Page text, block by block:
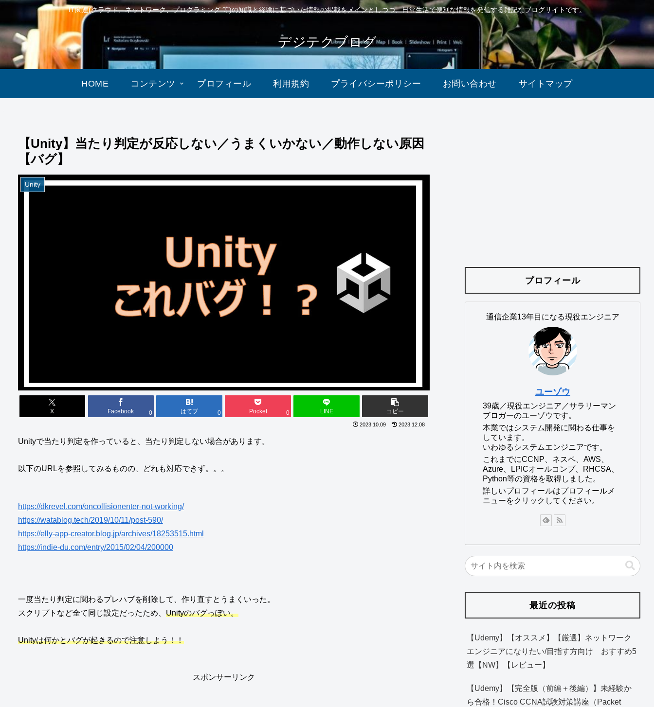
IT関連(クラウド、ネットワーク、プログラミング 等)の知識と経験に基づいた情報の掲載をメインとしつつ、日常生活で便利な情報を発信する雑記なブログサイトです。
デジテクブログ
HOME コンテンツ プロフィール 利用規約 プライバシーポリシー お問い合わせ サイトマップ
【Unity】当たり判定が反応しない／うまくいかない／動作しない原因
【バグ】
Unity
X Facebook 0 はてブ 0 Pocket 0 LINE コピー
2023.10.09 2023.12.08
Unityで当たり判定を作っていると、当たり判定しない場合があります。
以下のURLを参照してみるものの、どれも対応できず。。。
https://dkrevel.com/oncollisionenter-not-working/
https://watablog.tech/2019/10/11/post-590/
https://elly-app-creator.blog.jp/archives/18253515.html
https://indie-du.com/entry/2015/02/04/200000
一度当たり判定に関わるプレハブを削除して、作り直すとうまくいった。
スクリプトなど全て同じ設定だったため、 Unityのバグっぽい。
Unityは何かとバグが起きるので注意しよう！！
スポンサーリンク
プロフィール
通信企業13年目になる現役エンジニア
ユーゾウ
39歳／現役エンジニア／サラリーマン
ブロガーのユーゾウです。
本業ではシステム開発に関わる仕事を
しています。
いわゆるシステムエンジニアです。
これまでにCCNP、ネスペ、AWS、
Azure、LPICオールコンプ、RHCSA、
Python等の資格を取得しました。
詳しいプロフィールはプロフィールメ
ニューをクリックしてください。
最近の投稿
【Udemy】【オススメ】【厳選】ネットワーク
エンジニアになりたい/目指す方向け おすすめ5
選【NW】【レビュー】
【Udemy】【完全版（前編＋後編）】未経験か
ら合格！Cisco CCNA試験対策講座（Packet